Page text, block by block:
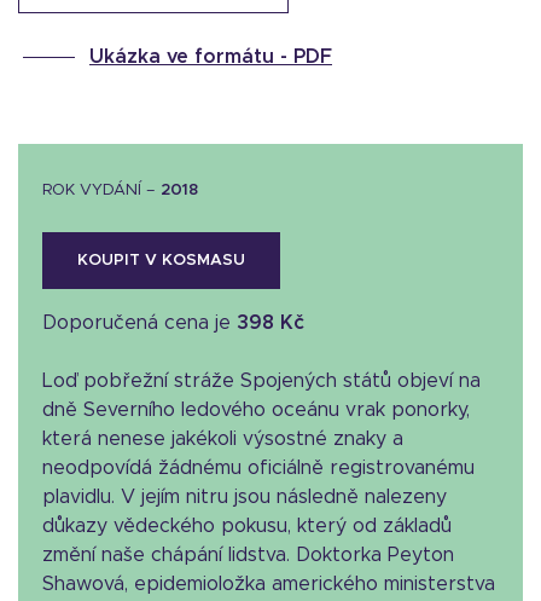
Ukázka ve formátu - PDF
ROK VYDÁNÍ – 2018
KOUPIT V KOSMASU
Doporučená cena je 398 Kč
Loď pobřežní stráže Spojených států objeví na
dně Severního ledového oceánu vrak ponorky,
která nenese jakékoli výsostné znaky a
neodpovídá žádnému oficiálně registrovanému
plavidlu. V jejím nitru jsou následně nalezeny
důkazy vědeckého pokusu, který od základů
změní naše chápání lidstva. Doktorka Peyton
Shawová, epidemioložka amerického ministerstva